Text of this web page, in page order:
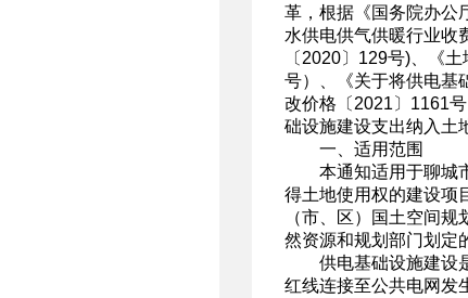
革，根据《国务院办公
水供电供气供暖行业收
〔2020〕129号)、《
号）、《关于将供电基
改价格〔2021〕1161
础设施建设支出纳入土
一、适用范围
本通知适用于聊城
得土地使用权的建设项
（市、区）国土空间
然资源和规划部门划定
供电基础设施建设
红线连接至公共电网发